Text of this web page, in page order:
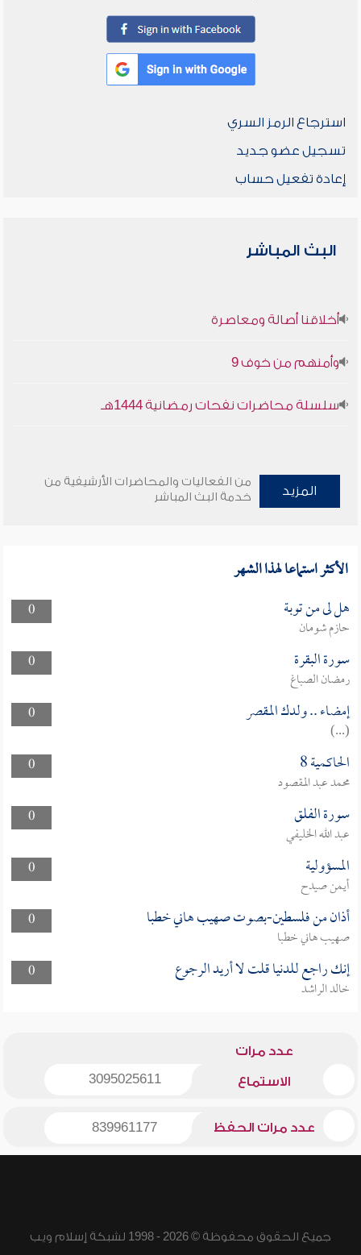
استرجاع الرمز السري
تسجيل عضو جديد
إعادة تفعيل حساب
البث المباشر
أخلاقنا أصالة ومعاصرة
وأمنهم من خوف 9
سلسلة محاضرات نفحات رمضانية 1444هـ
المزيد
من الفعاليات والمحاضرات الأرشيفية من
خدمة البث المباشر
الأكثر استماعا لهذا الشهر
0 هل لى من توبة
حازم شومان
0
سورة البقرة
رمضان الصباغ
0
إمضاء .. ولدك المقصر
(...)
0
الحاكمية 8
محمد عبد المقصود
0
سورة الفلق
عبد الله الخليفي
0
المسؤولية
أيمن صيدح
0
أذان من فلسطين-بصوت صهيب هاني خطبا
صهيب هاني خطبا
0
إنك راجع للدنيا قلت لا أريد الرجوع
خالد الراشد
عدد مرات
الاستماع 3095025611
عدد مرات الحفظ 839961177
جميع الحقوق محفوظة © 2026 - 1998 لشبكة إسلام ويب